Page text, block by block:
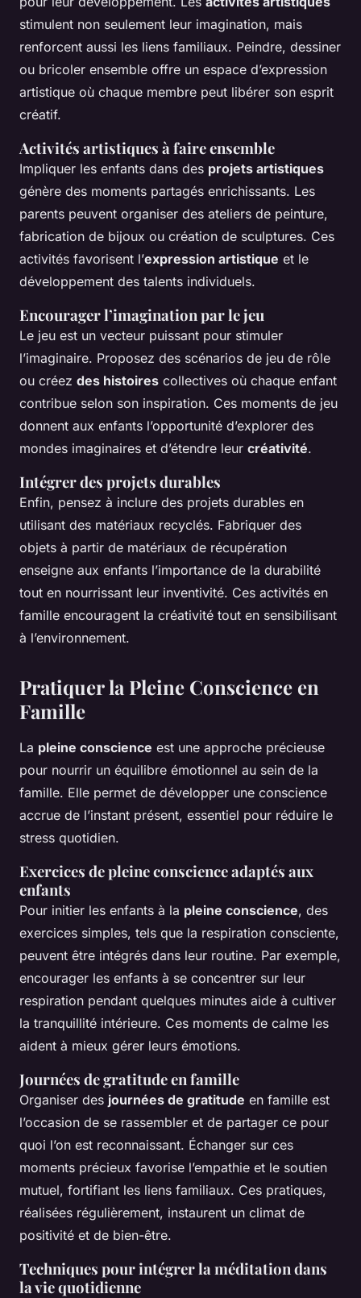
stimulent non seulement leur imagination, mais
renforcent aussi les liens familiaux. Peindre, dessiner
ou bricoler ensemble offre un espace d’expression
artistique où chaque membre peut libérer son esprit
créatif.
Activités artistiques à faire ensemble
Impliquer les enfants dans des projets artistiques
génère des moments partagés enrichissants. Les
parents peuvent organiser des ateliers de peinture,
fabrication de bijoux ou création de sculptures. Ces
activités favorisent l’expression artistique et le
développement des talents individuels.
Encourager l’imagination par le jeu
Le jeu est un vecteur puissant pour stimuler
l’imaginaire. Proposez des scénarios de jeu de rôle
ou créez des histoires collectives où chaque enfant
contribue selon son inspiration. Ces moments de jeu
donnent aux enfants l’opportunité d’explorer des
mondes imaginaires et d’étendre leur créativité.
Intégrer des projets durables
Enfin, pensez à inclure des projets durables en
utilisant des matériaux recyclés. Fabriquer des
objets à partir de matériaux de récupération
enseigne aux enfants l’importance de la durabilité
tout en nourrissant leur inventivité. Ces activités en
famille encouragent la créativité tout en sensibilisant
à l’environnement.
Pratiquer la Pleine Conscience en
Famille
La pleine conscience est une approche précieuse
pour nourrir un équilibre émotionnel au sein de la
famille. Elle permet de développer une conscience
accrue de l’instant présent, essentiel pour réduire le
stress quotidien.
Exercices de pleine conscience adaptés aux
enfants
Pour initier les enfants à la pleine conscience, des
exercices simples, tels que la respiration consciente,
peuvent être intégrés dans leur routine. Par exemple,
encourager les enfants à se concentrer sur leur
respiration pendant quelques minutes aide à cultiver
la tranquillité intérieure. Ces moments de calme les
aident à mieux gérer leurs émotions.
Journées de gratitude en famille
Organiser des journées de gratitude en famille est
l’occasion de se rassembler et de partager ce pour
quoi l’on est reconnaissant. Échanger sur ces
moments précieux favorise l’empathie et le soutien
mutuel, fortifiant les liens familiaux. Ces pratiques,
réalisées régulièrement, instaurent un climat de
positivité et de bien-être.
Techniques pour intégrer la méditation dans
la vie quotidienne